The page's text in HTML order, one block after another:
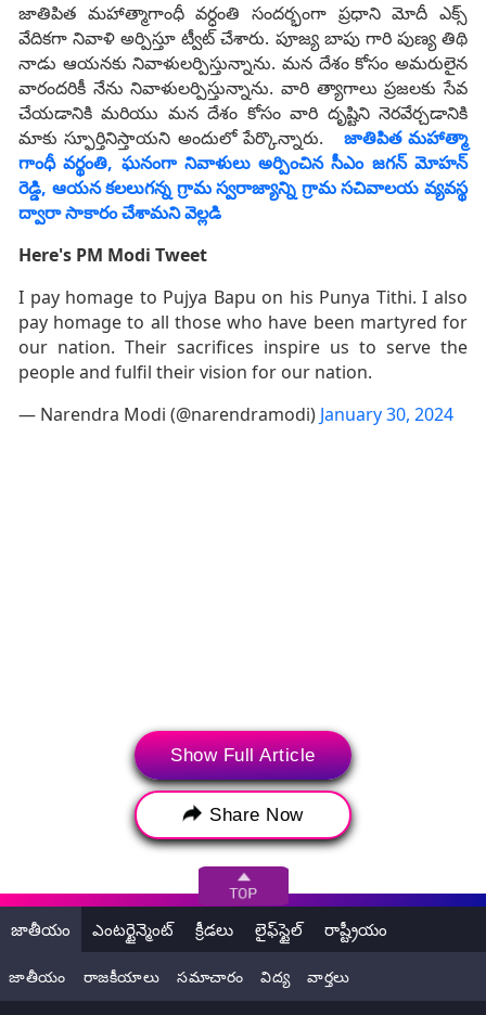
జాతిపిత మహాత్మాగాంధీ వర్ధంతి సందర్భంగా ప్రధాని మోదీ ఎక్స్
వేదికగా నివాళి అర్పిస్తూ ట్వీట్ చేశారు. పూజ్య బాపు గారి పుణ్య తిథి
నాడు ఆయనకు నివాళులర్పిస్తున్నాను. మన దేశం కోసం అమరులైన
వారందరికీ నేను నివాళులర్పిస్తున్నాను. వారి త్యాగాలు ప్రజలకు సేవ
చేయడానికి మరియు మన దేశం కోసం వారి దృష్టిని నెరవేర్చడానికి
మాకు స్ఫూర్తినిస్తాయని అందులో పేర్కొన్నారు. జాతిపిత మహాత్మా
గాంధీ వర్థంతి, ఘనంగా నివాళులు అర్పించిన సీఎం జగన్‌ మోహన్
రెడ్డి, ఆయన కలలుగన్న గ్రామ స్వరాజ్యాన్ని గ్రామ సచివాలయ వ్యవస్థ
ద్వారా సాకారం చేశామని వెల్లడి
Here's PM Modi Tweet
I pay homage to Pujya Bapu on his Punya Tithi. I also
pay homage to all those who have been martyred for
our nation. Their sacrifices inspire us to serve the
people and fulfil their vision for our nation.
— Narendra Modi (@narendramodi) January 30, 2024
(ట్విట్టర్, ఇన్‌స్టాగ్రామ్ మరియు యూట్యూబ్‌తో సహా సోషల్ మీడియా
ప్రపంచం నుండి సరికొత్త బ్రేకింగ్ న్యూస్, వైరల్ వార్తలకు సంబంధించిన
సమాచారం సోషల్ మీడియా మీకు అందిస్తోంది. పై పోస్ట్ యూజర్
యొక్క సోషల్ మీడియా ఖాతా నుండి నేరుగా పొందుపరచడం
జరిగింది. లేటెస్ట్‌లీ సిబ్బంది ఈ కంటెంట్ బాడీని సవరించలేదు లేదా
సవరించకపోవచ్చు. సోషల్ మీడియా పోస్ట్‌లో కనిపించే అభిప్రాయాలు
మరియు వాస్తవాలు లేటెస్ట్‌లీ అభిప్రాయాలను ప్రతిబింబించవు, అలాగే
లేటెస్ట్‌లీ దీనికి ఎటువంటి బాధ్యత వహించదు.)
Tags: Death anniversary Father of The Nation
Show Full Article
Share Now
జాతీయం ఎంటర్టైన్మెంట్ క్రీడలు లైఫ్‌స్టైల్ రాష్ట్రీయం
జాతీయం రాజకీయాలు సమాచారం విద్య వార్తలు